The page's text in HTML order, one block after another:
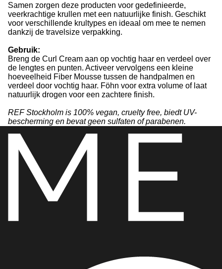
Samen zorgen deze producten voor gedefinieerde,
veerkrachtige krullen met een natuurlijke finish. Geschikt
voor verschillende krultypes en ideaal om mee te nemen
dankzij de travelsize verpakking.
Gebruik:
Breng de Curl Cream aan op vochtig haar en verdeel over
de lengtes en punten. Activeer vervolgens een kleine
hoeveelheid Fiber Mousse tussen de handpalmen en
verdeel door vochtig haar. Föhn voor extra volume of laat
natuurlijk drogen voor een zachtere finish.
REF Stockholm is 100% vegan, cruelty free, biedt UV-
bescherming en bevat geen sulfaten of parabenen.